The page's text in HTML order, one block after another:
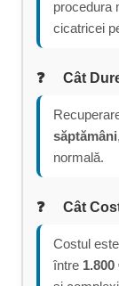
procedura
cicatricei
Cât
săptămâni
normală.
Cât
Costul
între 1.800